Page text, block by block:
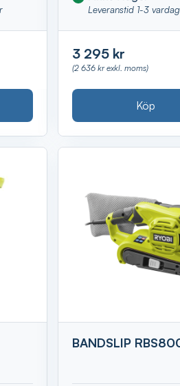
Leveranstid 1-3
3 295 kr
(2 636 kr exkl. moms)
Köp
BANDSLIP